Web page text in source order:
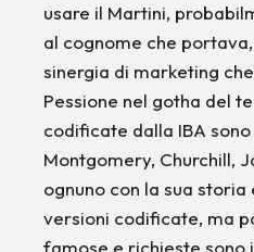
usare il Martini,
al cognome che
sinergia di marketing
Pessione nel gotha del
codificate dalla IBA
Montgomery, Churchill,
ognuno con la sua
versioni codificate, ma
famose e richieste sono